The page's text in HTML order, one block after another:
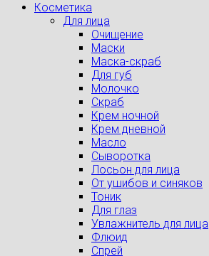
Косметика
Для лица
Очищение
Маски
Маска-скраб
Для губ
Молочко
Скраб
Крем ночной
Крем дневной
Масло
Сыворотка
Лосьон для лица
От ушибов и синяков
Тоник
Для глаз
Увлажнитель для лица
Флюид
Спрей